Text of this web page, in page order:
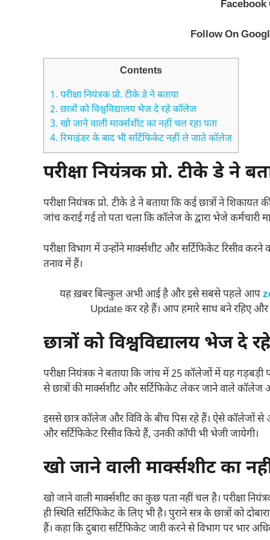
Follow On
Contents
1. परीक्षा नियंत्रक प्रो. टीके डे ने बताया
2. छात्रों को विश्वविद्यालय भेज दे रहे कॉलेज
3. खो जाने वाली मार्क्सशीट का नहीं चल रहा पता
4. रिमाइंडर के बाद भी सर्टिफिकेट नहीं ले जाते कॉलेज
परीक्षा नियंत्रक प्रो. टीके डे ने
परीक्षा नियंत्रक प्रो. टीके डे ने बताया कि कई छात्रों ने
जांच कराई गई तो पता चला कि कॉलेज के द्वारा भेजे कर्मचारी
परीक्षा विभाग में उन्होंने मार्क्सशीट और सर्टिफिकेट रिसीव
तनाव में हैं।
यह ख़बर बिल्कुल अभी आई है और इसे सबसे पहले आप
Update कर रहे हैं। आप हमारे साथ बने रहिए
छात्रों को विश्वविद्यालय भेज दे
परीक्षा नियंत्रक ने बताया कि जांच में 25 कॉलेजों में यह
से छात्रों की मार्क्सशीट और सर्टिफिकेट लेकर जाने वाले कॉलेज
इससे छात्र कॉलेज और विवि के बीच पिस रहे हैं। ऐसे कॉलेजों से
और सर्टिफिकेट रिसीव किये हैं, उनकी कॉपी भी भेजी जायेगी।
खो जाने वाली मार्क्सशीट का
खो जाने वाली मार्क्सशीट का कुछ पता नहीं चल है। परीक्षा
ही स्थिति सर्टिफिकेट के लिए भी है। पुराने सत्र के छात्रों को
हैं। कहा कि दुबारा सर्टिफिकेट जारी करने से विभाग पर भार